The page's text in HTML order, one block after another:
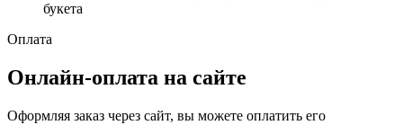
букета
Оплата
Онлайн-оплата на сайте
Оформляя заказ через сайт, вы можете оплатить его